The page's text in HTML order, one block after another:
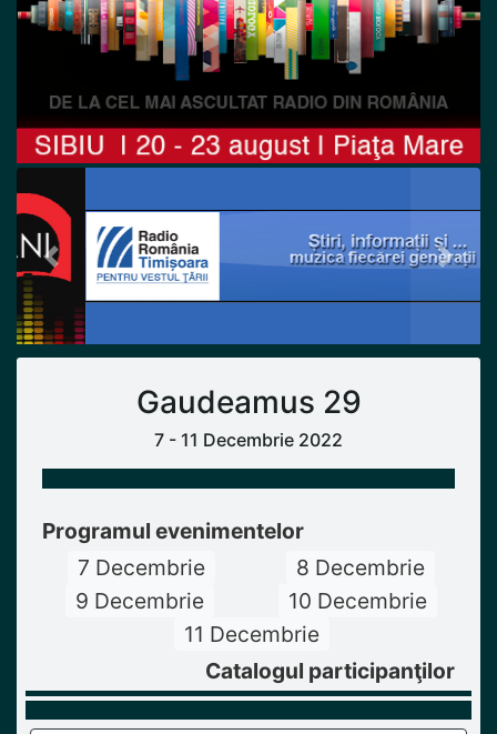
Previous Next
Gaudeamus 29
7 - 11 Decembrie 2022
Programul evenimentelor
7 Decembrie
8 Decembrie
9 Decembrie
10 Decembrie
11 Decembrie
Catalogul participanţilor